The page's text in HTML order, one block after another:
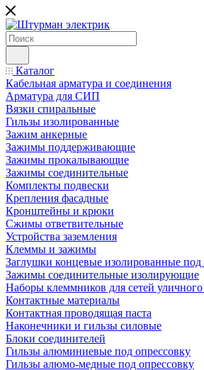
Каталог
Кабельная арматура и соединения
Арматура для СИП
Вязки спиральные
Гильзы изолированные
Зажим анкерные
Зажимы поддерживающие
Зажимы прокалывающие
Зажимы соединительные
Комплекты подвески
Крепления фасадные
Кронштейны и крюки
Сжимы ответвительные
Устройства заземления
Клеммы и зажимы
Заглушки концевые изолированные под
Зажимы соединительные изолирующие
Наборы клеммников для сетей
Контактные материалы
Контактная проводящая паста
Наконечники и гильзы силовые
Блоки соединителей
Гильзы алюминиевые под опрессовку
Гильзы алюмо-медные под опрессовку